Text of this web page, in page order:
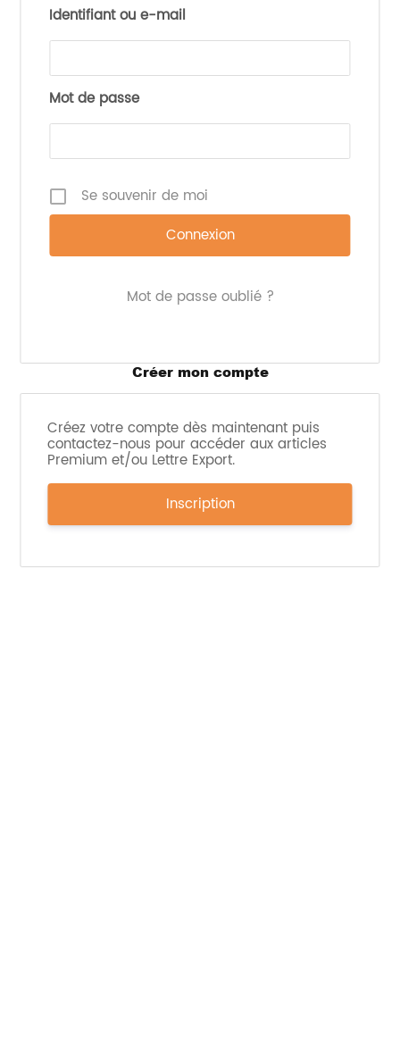
Identifiant ou e-mail
Mot de passe
Se souvenir de moi
Mot de passe oublié ?
Créer mon compte
Créez votre compte dès maintenant puis
contactez-nous pour accéder aux articles
Premium et/ou Lettre Export.
Inscription
de plantes et des ingrédients ayant fait l’objet de
Avec la montée en puissance du marché des
raison de la demande des jeunes professionnels et
des étudiants, Flojo espère s’imposer en tant
qu’acteur clé dans ce segment.
Litchi et Mangue-Yuzu. La marque met en avant
Pour la boisson Pêche-Litchi on peut lire “tonic
énergétique pétillant aux super plantes” et sur le
second on voit “Concentration et Energie
cérébrale”. Flojo met également en avant les
améliorer la concentration et diminuer le stress.
Les